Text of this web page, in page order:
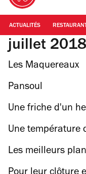
ACTUALITÉS
juillet 2018
Les Maquereaux
Pansoul
Une friche d'un
Pantin
Une température
dans le RER !
Les meilleurs